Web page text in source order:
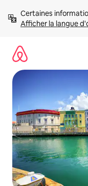
directement
Afficher la langue